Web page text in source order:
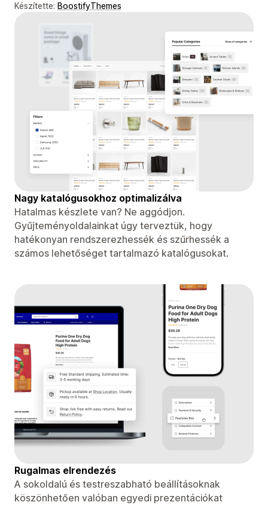
Készítette: BoostifyThemes
Nagy katalógusokhoz optimalizálva
Hatalmas készlete van? Ne aggódjon.
Gyűjteményoldalainkat úgy terveztük, hogy
hatékonyan rendszerezhessék és szűrhessék a
számos lehetőséget tartalmazó katalógusokat.
Rugalmas elrendezés
A sokoldalú és testreszabható beállításoknak
köszönhetően valóban egyedi prezentációkat